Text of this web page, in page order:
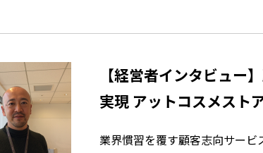
【経営者インタビュー
実現 アットコスメスト
業界慣習を覆す顧客志向サー